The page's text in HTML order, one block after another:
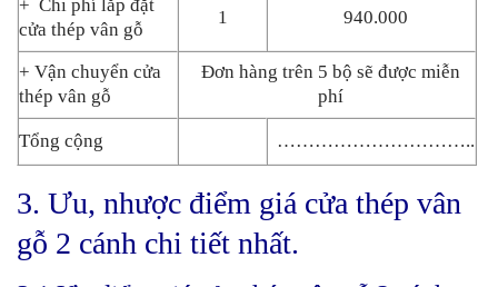
+ Chi phí lắp đặt
cửa thép vân gỗ
1 940.000
+ Vận chuyển cửa
thép vân gỗ
Đơn hàng trên 5 bộ sẽ được miễn
phí
Tổng cộng …………………………..
3. Ưu, nhược điểm giá cửa thép vân
gỗ 2 cánh chi tiết nhất.